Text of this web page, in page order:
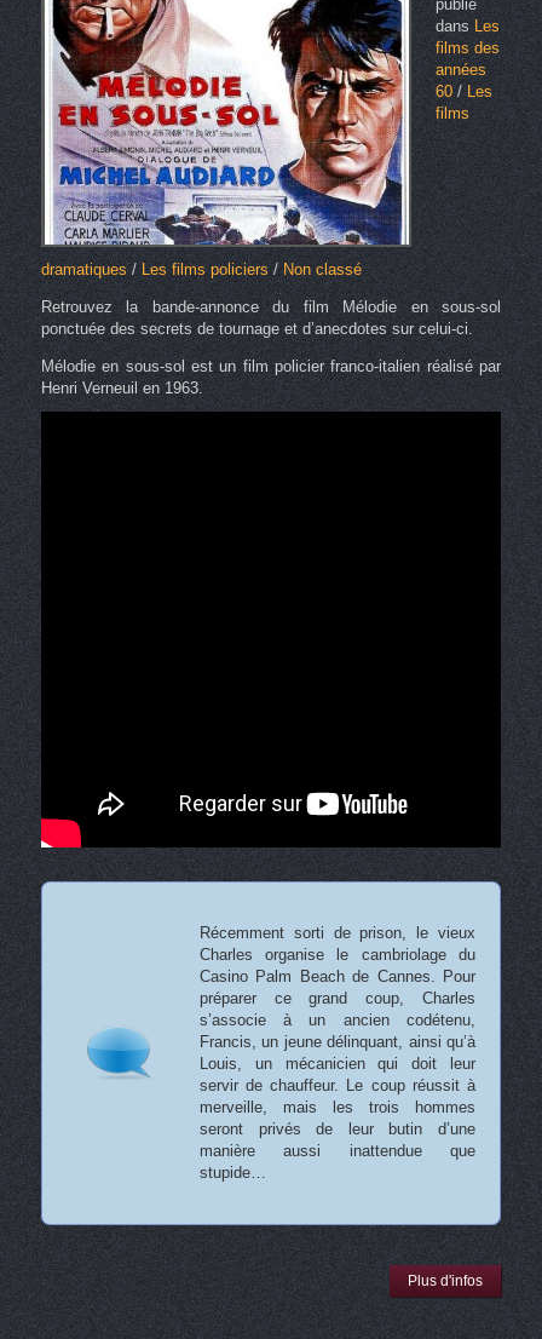
publié
dans Les
films des
années
60/Les
films
dramatiques/ Les films policiers /Non classé
Retrouvez la bande-annonce du film Mélodie en sous-sol
ponctuée des secrets de tournage et d’anecdotes sur celui-ci.
Mélodie en sous-sol est un film policier franco-italien réalisé par
Henri Verneuil en 1963.
Récemment sorti de prison, le vieux
Charles organise le cambriolage du
Casino Palm Beach de Cannes. Pour
préparer ce grand coup, Charles
s’associe à un ancien codétenu,
Francis, un jeune délinquant, ainsi qu’à
Louis, un mécanicien qui doit leur
servir de chauffeur. Le coup réussit à
merveille, mais les trois hommes
seront privés de leur butin d’une
manière aussi inattendue que
stupide…
Plus d'infos